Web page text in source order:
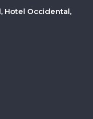
Hotel Occidental,